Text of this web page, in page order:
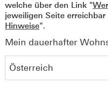
welche über den Link "
jeweiligen Seite
Hinweise".
Mein dauerhafter